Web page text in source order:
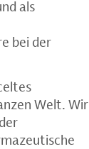
als
bei der
Welt. Wir